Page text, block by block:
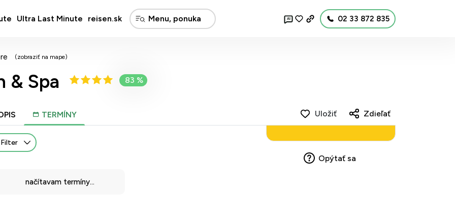
Ultra Last Minute reisen.sk AI 02 33 872 835
(zobraziť na mape)
& Spa 83 %
TERMÍNY
Filter
načítavam termíny...
Uložiť Zdieľať
Opýtať sa